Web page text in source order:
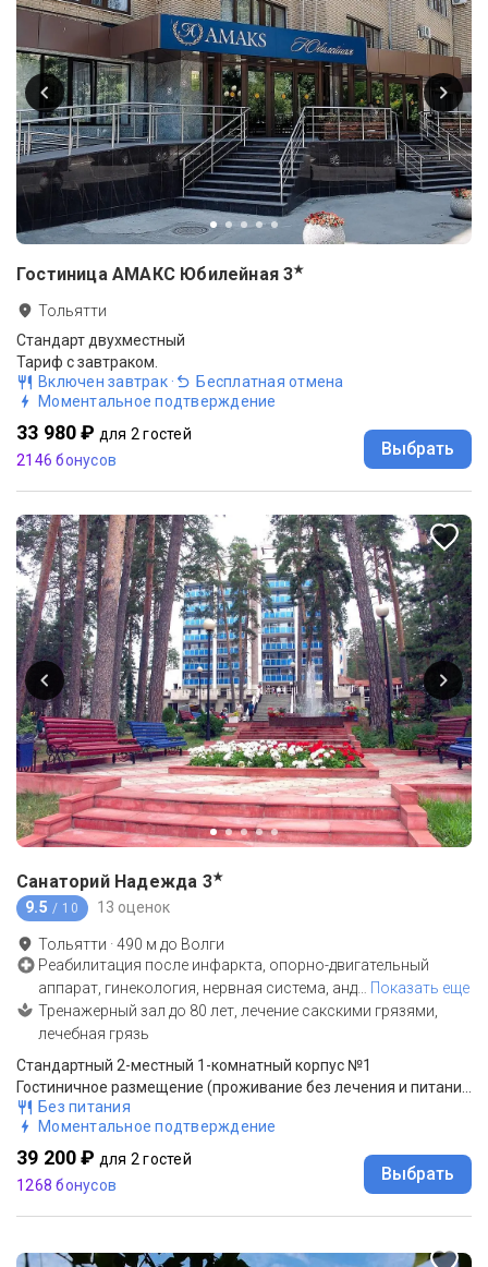
Гостиница АМАКС Юбилейная 3★
Тольятти
Стандарт двухместный
Тариф с завтраком.
Включен завтрак·
Бесплатная отмена
Моментальное подтверждение
33 980 ₽ для 2 гостей
2146 бонусов
Выбрать
Санаторий Надежда 3★
9.5 / 10 13 оценок
Тольятти ·490 м до Волги
Реабилитация после инфаркта, опорно-двигательный
аппарат, гинекология, нервная система, анд
Показать еще
Тренажерный зал до 80 лет, лечение сакскими грязями,
лечебная грязь
Стандартный 2-местный 1-комнатный корпус №1
Без питания
Моментальное подтверждение
39 200 ₽ для 2 гостей
1268 бонусов
Выбрать